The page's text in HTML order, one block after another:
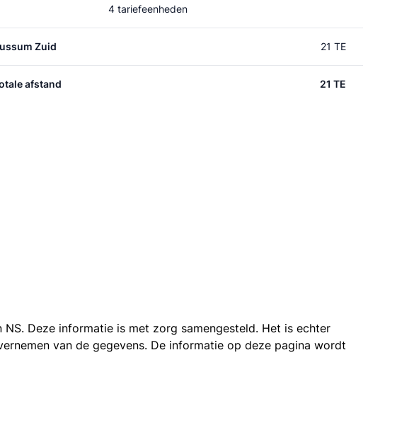
4 tariefeenheden
Zuid 21 TE
afstand 21 TE
NS. Deze informatie is met zorg samengesteld. Het is echter
van de gegevens. De informatie op deze pagina wordt